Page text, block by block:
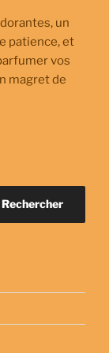
un
patience, et
vos
magret de
Rechercher